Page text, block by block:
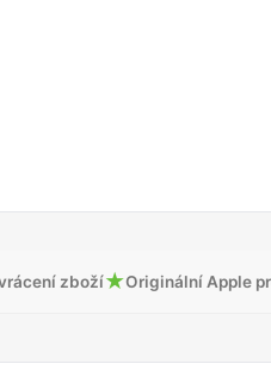
zboží★Originální Apple